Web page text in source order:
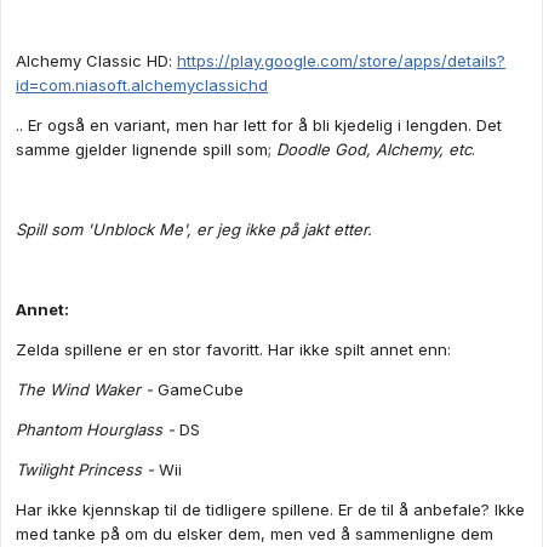
Alchemy Classic HD: https://play.google.com/store/apps/details?
id=com.niasoft.alchemyclassichd
.. Er også en variant, men har lett for å bli kjedelig i lengden. Det
samme gjelder lignende spill som; Doodle God, Alchemy, etc.
Spill som 'Unblock Me', er jeg ikke på jakt etter.
Annet:
Zelda spillene er en stor favoritt. Har ikke spilt annet enn:
The Wind Waker - GameCube
Phantom Hourglass - DS
Twilight Princess - Wii
Har ikke kjennskap til de tidligere spillene. Er de til å anbefale? Ikke
med tanke på om du elsker dem, men ved å sammenligne dem